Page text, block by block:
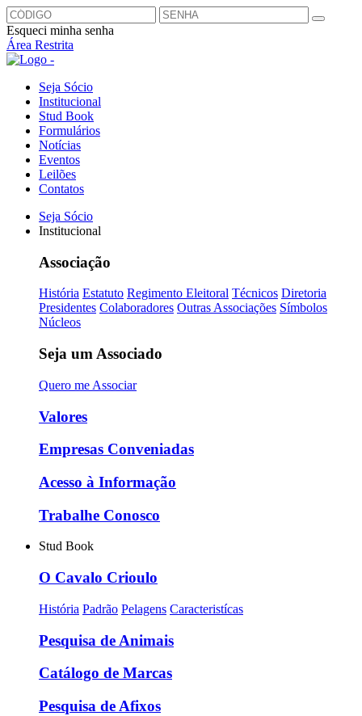
Esqueci minha senha
Área Restrita
Seja Sócio
Institucional
Stud Book
Formulários
Notícias
Eventos
Leilões
Contatos
Seja Sócio
Institucional
Associação
História Estatuto Regimento Eleitoral Técnicos Diretoria
Presidentes Colaboradores Outras Associações Símbolos
Núcleos
Seja um Associado
Quero me Associar
Valores
Empresas Conveniadas
Acesso à Informação
Trabalhe Conosco
Stud Book
O Cavalo Crioulo
História Padrão Pelagens Caracteristícas
Pesquisa de Animais
Catálogo de Marcas
Pesquisa de Afixos